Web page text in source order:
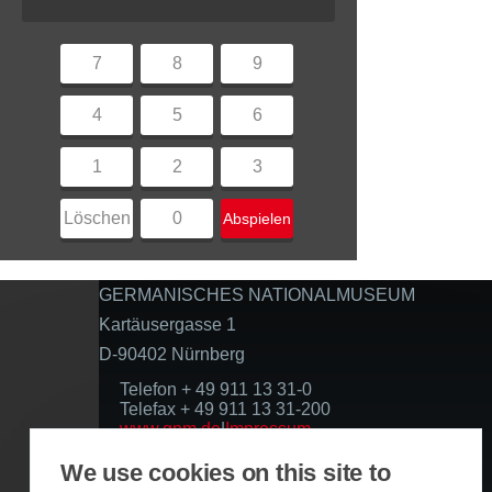
7 8 9
4 5 6
1 2 3
Löschen 0 Abspielen
GERMANISCHES NATIONALMUSEUM
Kartäusergasse 1
D-90402 Nürnberg
Telefon + 49 911 13 31-0
Telefax + 49 911 13 31-200
www.gnm.de|Impressum
We use cookies on this site to